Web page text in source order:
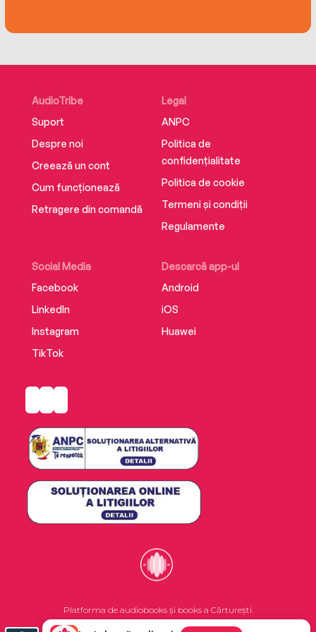
AudioTribe
Suport
Despre noi
Creează un cont
Cum funcționează
Retragere din comandă
Social Media
Facebook
LinkedIn
Instagram
TikTok
Descarcă app-ul
Android
iOS
Huawei
Legal
ANPC
Politica de
confidențialitate
Politica de cookie
Termeni și condiții
Regulamente
Platforma de audiobooks și books a Cărturești.